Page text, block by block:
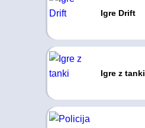
Igre Drift
Igre z tanki